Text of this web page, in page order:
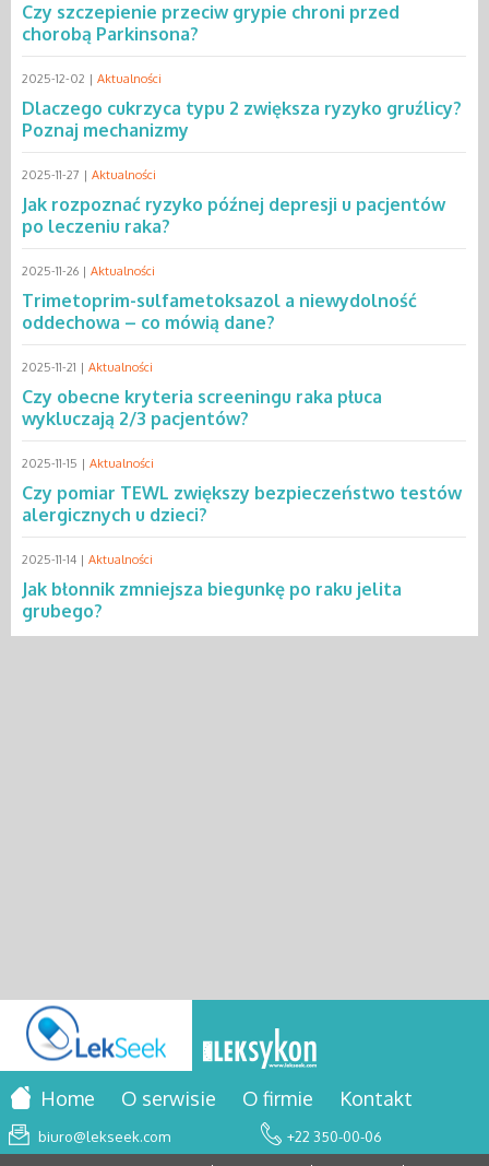
Czy szczepienie przeciw grypie chroni przed
chorobą Parkinsona?
2025-12-02 | Aktualności
Dlaczego cukrzyca typu 2 zwiększa ryzyko gruźlicy?
Poznaj mechanizmy
2025-11-27 | Aktualności
Jak rozpoznać ryzyko późnej depresji u pacjentów
po leczeniu raka?
2025-11-26 | Aktualności
Trimetoprim-sulfametoksazol a niewydolność
oddechowa – co mówią dane?
2025-11-21 | Aktualności
Czy obecne kryteria screeningu raka płuca
wykluczają 2/3 pacjentów?
2025-11-15 | Aktualności
Czy pomiar TEWL zwiększy bezpieczeństwo testów
alergicznych u dzieci?
2025-11-14 | Aktualności
Jak błonnik zmniejsza biegunkę po raku jelita
grubego?
Home O serwisie O firmie Kontakt
biuro@lekseek.com +22 350-00-06